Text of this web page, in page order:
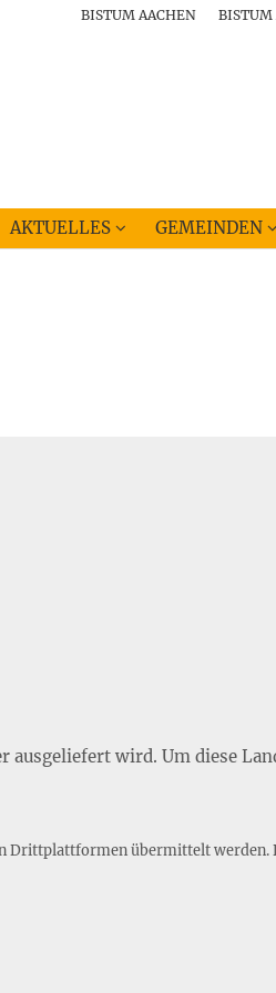
BISTUM AACHEN
AKTUELLES GEMEINDEN
ausgeliefert wird. Um diese
Drittplattformen übermittelt werden.